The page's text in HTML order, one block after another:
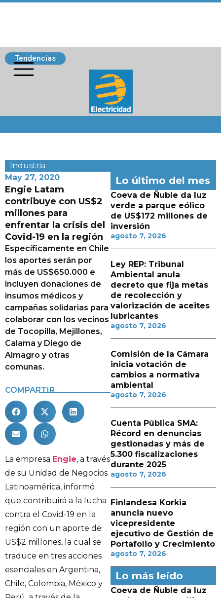
Tendencias
Industria
May 27, 2020
Engie Latam
contribuye con US$2
millones para
enfrentar la crisis del
Covid-19 en la región
Específicamente en Chile
los aportes serán por
más de US$650.000 e
incluyen donaciones de
insumos médicos y
campañas solidarias para
colaborar con los vecinos
de Tocopilla, Mejillones,
Calama y Diego de
Almagro y otras
comunas.
COMPARTIR
La empresa Engie, a través
de su Unidad de Negocios
Latinoamérica, informó
que contribuirá a la lucha
contra el Covid-19 en la
región con un aporte de
US$2 millones, la cual se
traduce en tres acciones
esenciales en Argentina,
Chile, Colombia, México y
Lo último del mes
Coeva de Ñuble da luz
verde a parque eólico
de US$172 millones de
inversión
agosto 7, 2026
Ley REP: Tribunal
Ambiental anula
decreto que fija metas
de recolección y
valorización de aceites
lubricantes
agosto 7, 2026
Comisión de la Cámara
inicia votación de
cambios a normativa
ambiental
agosto 7, 2026
Cuenta Pública SMA:
Récord en denuncias
gestionadas y más de
5.300 fiscalizaciones
durante 2025
agosto 7, 2026
Finlandesa Korkia
anuncia nuevo
vicepresidente
ejecutivo de Gestión de
Portafolio y Crecimiento
agosto 7, 2026
Lo más leído
Coeva de Ñuble da luz